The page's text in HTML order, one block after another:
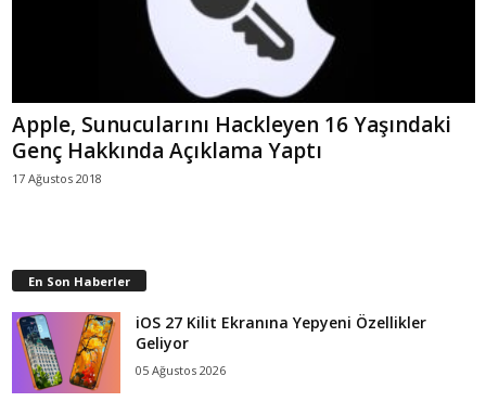
Apple, Sunucularını Hackleyen 16 Yaşındaki
Genç Hakkında Açıklama Yaptı
17 Ağustos 2018
En Son Haberler
iOS 27 Kilit Ekranına Yepyeni Özellikler
Geliyor
05 Ağustos 2026